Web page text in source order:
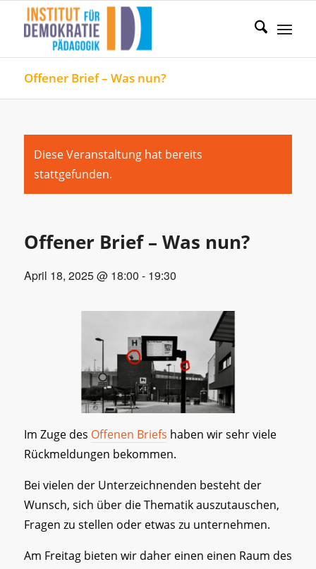
Offener Brief – Was nun?
Diese Veranstaltung hat bereits
stattgefunden.
Offener Brief – Was nun?
April 18, 2025 @ 18:00 - 19:30
Im Zuge des Offenen Briefs haben wir sehr viele
Rückmeldungen bekommen.
Bei vielen der Unterzeichnenden besteht der
Wunsch, sich über die Thematik auszutauschen,
Fragen zu stellen oder etwas zu unternehmen.
Am Freitag bieten wir daher einen einen Raum des